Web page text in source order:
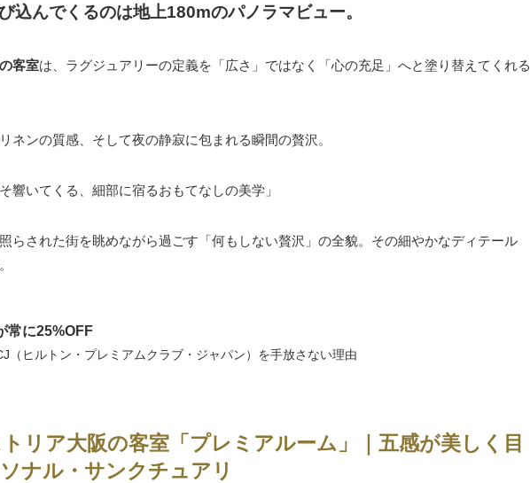
込んでくるのは地上180mのパノラマビュー。
客室は、ラグジュアリーの定義を「広さ」ではなく「心の充足」へと塗り替えてくれる
ネンの質感、そして夜の静寂に包まれる瞬間の贅沢。
響いてくる、細部に宿るおもてなしの美学」
らされた街を眺めながら過ごす「何もしない贅沢」の全貌。その細やかなディテール
常に25%OFF
（ヒルトン・プレミアムクラブ・ジャパン）を手放さない理由
リア大阪の客室「プレミアルーム」｜五感が美しく目
ナル・サンクチュアリ